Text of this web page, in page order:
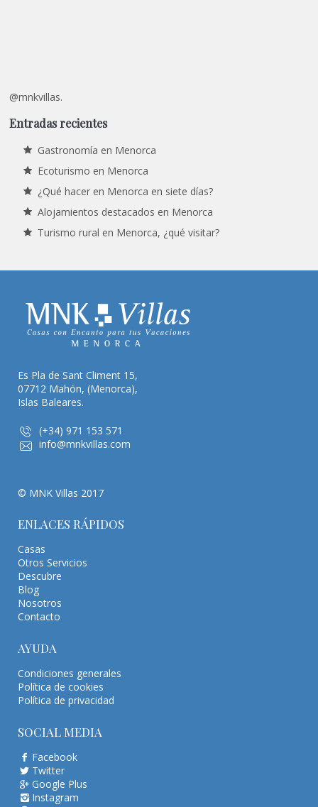
@mnkvillas.
Entradas recientes
Gastronomía en Menorca
Ecoturismo en Menorca
¿Qué hacer en Menorca en siete días?
Alojamientos destacados en Menorca
Turismo rural en Menorca, ¿qué visitar?
Es Pla de Sant Climent 15,
07712 Mahón, (Menorca),
Islas Baleares.
(+34) 971 153 571
info@mnkvillas.com
© MNK Villas 2017
ENLACES RÁPIDOS
Casas
Otros Servicios
Descubre
Blog
Nosotros
Contacto
AYUDA
Condiciones generales
Política de cookies
Política de privacidad
SOCIAL MEDIA
Facebook
Twitter
Google Plus
Instagram